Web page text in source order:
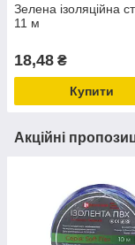
Зелена ізоляційна
11 м
18,48 ₴
Купити
Акційні